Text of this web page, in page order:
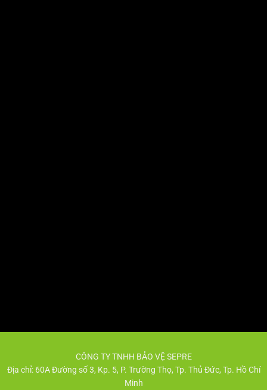
CÔNG TY TNHH BẢO VỆ SEPRE
Địa chỉ: 60A Đường số 3, Kp. 5, P. Trường Thọ, Tp. Thủ Đức, Tp. Hồ Chí
Minh